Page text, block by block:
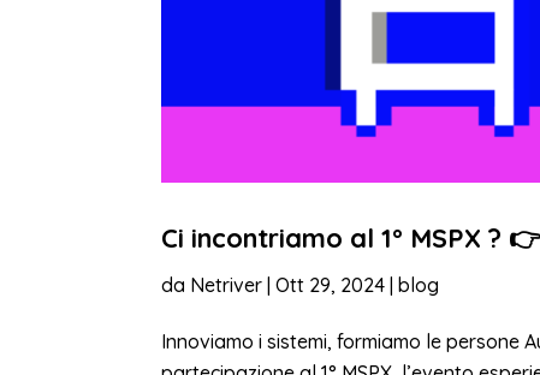
Ci incontriamo al 1° MSPX ?
da Netriver |Ott 29, 2024 |blog
Innoviamo i sistemi, formiamo le persone